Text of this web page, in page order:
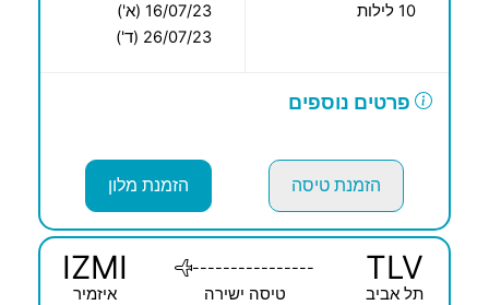
10 לילות
16/07/23 (א')
26/07/23 (ד')
פרטים נוספים
הזמנת טיסה הזמנת מלון
TLV
תל אביב
----------------
טיסה ישירה
IZMI
איזמיר